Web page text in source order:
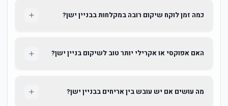
כמה זמן לוקח שיקום רובה במקלחות בבניין ישן?
האם אפוקסי או אקרילי יותר טוב לשיקום בניין ישן?
מה עושים אם יש עובש בין אריחים בבניין ישן?